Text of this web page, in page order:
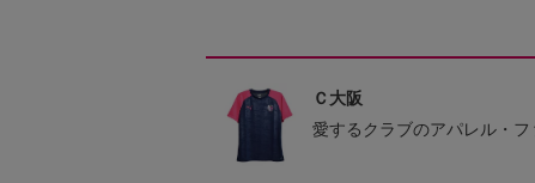
Ｃ大阪
愛するクラブのアパレル・